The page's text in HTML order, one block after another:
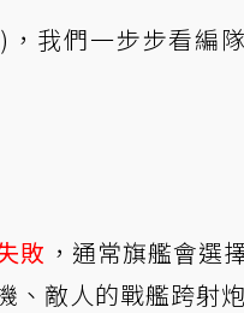
我們一步步看編
敗 ，通常旗艦會選
、敵人的戰艦跨射炮